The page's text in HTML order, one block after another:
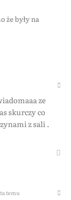
że były na
ze
skurczy co
z sali .
temu